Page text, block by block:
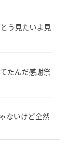
う見たいよ見
たんだ感謝祭
ないけど全然